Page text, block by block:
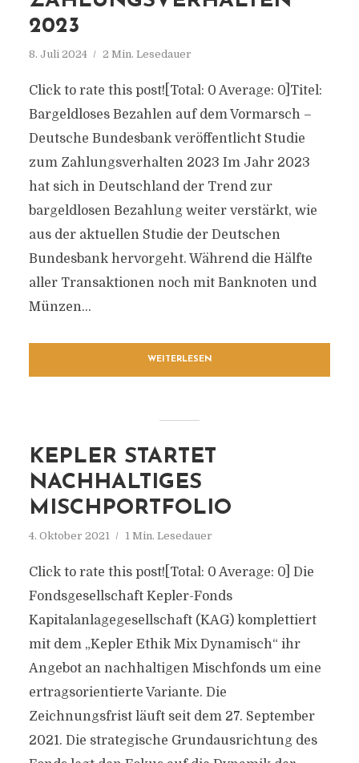
2023
8. Juli 2024 2 Min. Lesedauer
Click to rate this post![Total: 0 Average: 0]Titel:
Bargeldloses Bezahlen auf dem Vormarsch –
Deutsche Bundesbank veröffentlicht Studie
zum Zahlungsverhalten 2023 Im Jahr 2023
hat sich in Deutschland der Trend zur
bargeldlosen Bezahlung weiter verstärkt, wie
aus der aktuellen Studie der Deutschen
Bundesbank hervorgeht. Während die Hälfte
aller Transaktionen noch mit Banknoten und
Münzen...
WEITERLESEN
KEPLER STARTET
NACHHALTIGES
MISCHPORTFOLIO
4. Oktober 2021 1 Min. Lesedauer
Click to rate this post![Total: 0 Average: 0] Die
Fondsgesellschaft Kepler-Fonds
Kapitalanlagegesellschaft (KAG) komplettiert
mit dem „Kepler Ethik Mix Dynamisch“ ihr
Angebot an nachhaltigen Mischfonds um eine
ertragsorientierte Variante. Die
Zeichnungsfrist läuft seit dem 27. September
2021. Die strategische Grundausrichtung des